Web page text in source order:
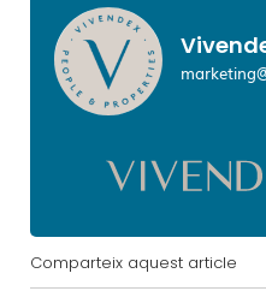
Comparteix aquest article